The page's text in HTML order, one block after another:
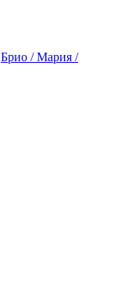
Брио / Мария /